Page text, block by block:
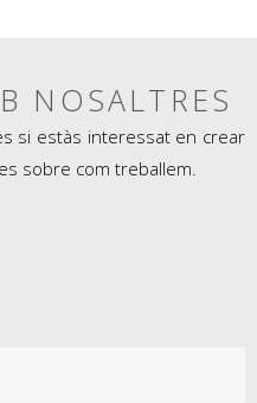
NOSALTRES
si estàs interessat en crear
sobre com treballem.